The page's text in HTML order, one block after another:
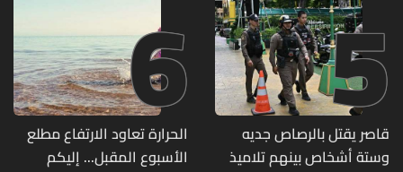
5
قاصر يقتل بالرصاص جديه
وستة أشخاص بينهم تلاميذ
6
الحرارة تعاود الارتفاع مطلع
الأسبوع المقبل... إليكم